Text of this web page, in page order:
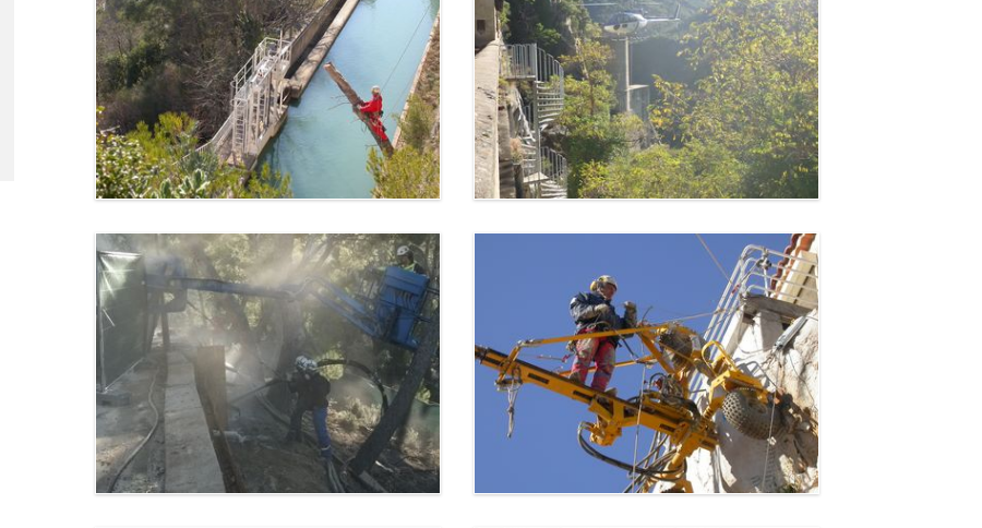
Haubanage d'un pylone -
Marignane
Marignane (13)
Tirage de câbles - Marseille
Marseille (13)
Abattage d'arbres -
Marseille
Marseille (13)
Héliportage - Vallée de
Roya
Vallée de Roya (06)